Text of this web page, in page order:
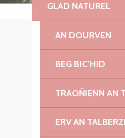
GLAD NATUREL
AN DOURVEN
BEG BIC’HID
TRAOÑIENN AN
ERV AN